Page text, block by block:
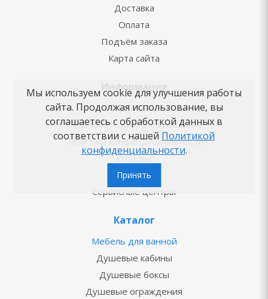
Доставка
Оплата
Подъём заказа
Карта сайта
Информация
О компании
Пользовательское соглашение
Политика конфендициальности
Отзывы
Контакты
Сервисные центры
Каталог
Мебель для ванной
Душевые кабины
Душевые боксы
Душевые ограждения
Мы используем cookie для улучшения работы
сайта. Продолжая использование, вы
соглашаетесь с обработкой данных в
соответствии с нашей Политикой
конфиденциальности.
Принять